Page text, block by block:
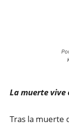
La muerte vive
Tras la muerte